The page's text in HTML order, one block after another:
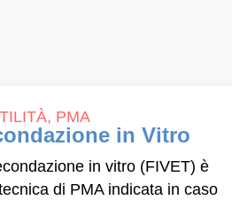
, PMA
in Vitro
in vitro (FIVET) è
di PMA indicata in caso